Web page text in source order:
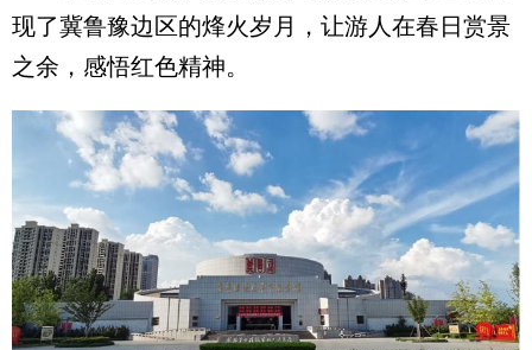
现了冀鲁豫边区的烽火岁月，让游人在春日赏景
之余，感悟红色精神。